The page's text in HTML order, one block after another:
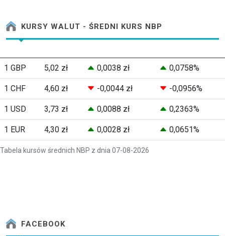
KURSY WALUT - ŚREDNI KURS NBP
Tabela kursów średnich NBP z dnia 07-08-2026
1 GBP 5,02 zł 0,0038 zł 0,0758%
1 CHF 4,60 zł -0,0044 zł -0,0956%
1 USD 3,73 zł 0,0088 zł 0,2363%
1 EUR 4,30 zł 0,0028 zł 0,0651%
FACEBOOK